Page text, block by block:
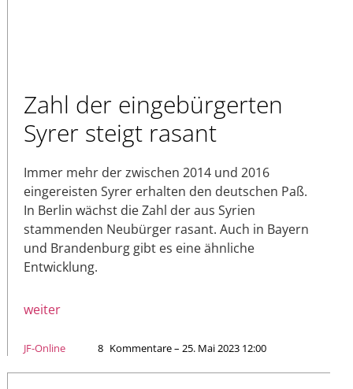
Zahl der eingebürgerten
Syrer steigt rasant
Immer mehr der zwischen 2014 und 2016
eingereisten Syrer erhalten den deutschen Paß.
In Berlin wächst die Zahl der aus Syrien
stammenden Neubürger rasant. Auch in Bayern
und Brandenburg gibt es eine ähnliche
Entwicklung.
weiter
JF-Online 8 Kommentare – 25. Mai 2023 12:00